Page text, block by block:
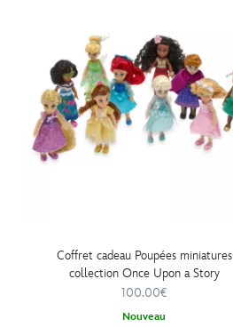
Coffret cadeau Poupées miniatures
collection Once Upon a Story
100.00€
Nouveau